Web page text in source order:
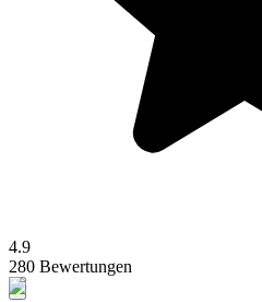
4.9
280 Bewertungen